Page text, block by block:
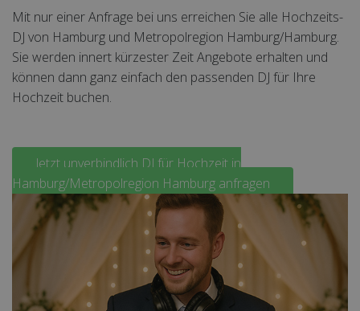
Mit nur einer Anfrage bei uns erreichen Sie alle Hochzeits-
DJ von Hamburg und Metropolregion Hamburg/Hamburg.
Sie werden innert kürzester Zeit Angebote erhalten und
können dann ganz einfach den passenden DJ für Ihre
Hochzeit buchen.
Jetzt unverbindlich DJ für Hochzeit in
Hamburg/Metropolregion Hamburg anfragen